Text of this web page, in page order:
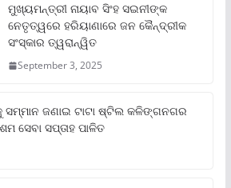
ମୁଖ୍ୟମନ୍ତ୍ରୀ ନାୟାବ ସିଂହ ସଇନୀଙ୍କ
ନେତୃତ୍ୱରେ ହରିୟାଣାରେ ଜନ କୈନ୍ଦ୍ରୀକ
ସଂସ୍କାର ତ୍ୱରାନ୍ୱିତ
September 3, 2025
ସମ୍ମାନ ଜଣାଇ ଟାଟା ଷ୍ଟିଲ କଳିଙ୍ଗନଗର
ସେବା ସପ୍ତାହ ପାଳିତ